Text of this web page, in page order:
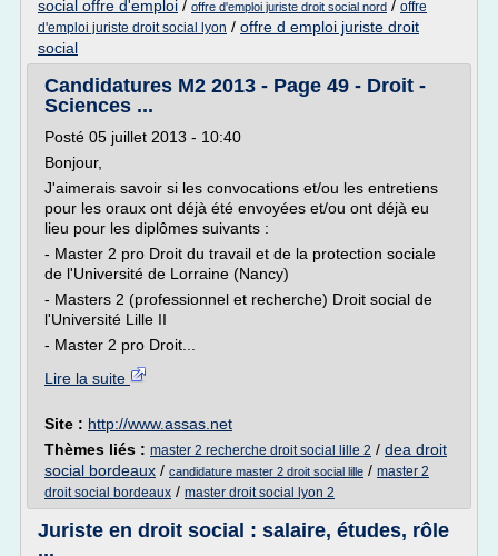
social offre d'emploi / offre d'emploi juriste droit social nord / offre
d'emploi juriste droit social lyon / offre d emploi juriste droit
social
Candidatures M2 2013 - Page 49 - Droit -
Sciences ...
Posté 05 juillet 2013 - 10:40
Bonjour,
J'aimerais savoir si les convocations et/ou les entretiens
pour les oraux ont déjà été envoyées et/ou ont déjà eu
lieu pour les diplômes suivants :
- Master 2 pro Droit du travail et de la protection sociale
de l'Université de Lorraine (Nancy)
- Masters 2 (professionnel et recherche) Droit social de
l'Université Lille II
- Master 2 pro Droit...
Lire la suite
Site : http://www.assas.net
Thèmes liés : master 2 recherche droit social lille 2 / dea droit
social bordeaux / candidature master 2 droit social lille / master 2
droit social bordeaux / master droit social lyon 2
Juriste en droit social : salaire, études, rôle
...